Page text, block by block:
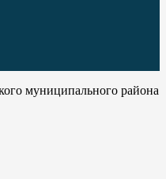
муниципального района